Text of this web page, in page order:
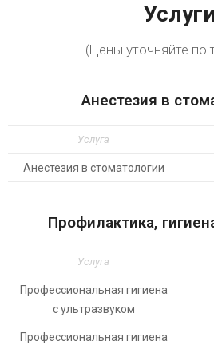
Услуги
(Цены уточняйте по
Анестезия в
Услуга
Анестезия в стоматологии
Профилактика,
Услуга
Профессиональная гигиена
с ультразвуком
Профессиональная гигиена